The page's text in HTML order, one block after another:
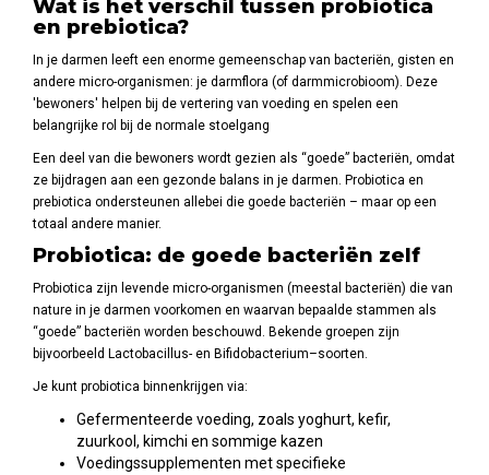
Wat is het verschil tussen probiotica
en prebiotica?
In je darmen leeft een enorme gemeenschap van bacteriën, gisten en
andere micro-organismen: je darmflora (of darmmicrobioom). Deze
'bewoners' helpen bij de vertering van voeding en spelen een
belangrijke rol bij de normale stoelgang
Een deel van die bewoners wordt gezien als “goede” bacteriën, omdat
ze bijdragen aan een gezonde balans in je darmen. Probiotica en
prebiotica ondersteunen allebei die goede bacteriën – maar op een
totaal andere manier.
Probiotica: de goede bacteriën zelf
Probiotica zijn levende micro-organismen (meestal bacteriën) die van
nature in je darmen voorkomen en waarvan bepaalde stammen als
“goede” bacteriën worden beschouwd. Bekende groepen zijn
bijvoorbeeld Lactobacillus- en Bifidobacterium–soorten.
Je kunt probiotica binnenkrijgen via:
Gefermenteerde voeding, zoals yoghurt, kefir,
zuurkool, kimchi en sommige kazen
Voedingssupplementen met specifieke